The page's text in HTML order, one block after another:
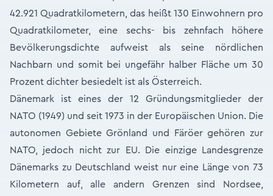
42.921 Quadratkilometern, das heißt 130 Einwohnern pro
Quadratkilometer, eine sechs- bis zehnfach höhere
Bevölkerungsdichte aufweist als seine nördlichen
Nachbarn und somit bei ungefähr halber Fläche um 30
Prozent dichter besiedelt ist als Österreich.
Dänemark ist eines der 12 Gründungsmitglieder der
NATO (1949) und seit 1973 in der Europäischen Union. Die
autonomen Gebiete Grönland und Färöer gehören zur
NATO, jedoch nicht zur EU. Die einzige Landesgrenze
Dänemarks zu Deutschland weist nur eine Länge von 73
Kilometern auf, alle andern Grenzen sind Nordsee,